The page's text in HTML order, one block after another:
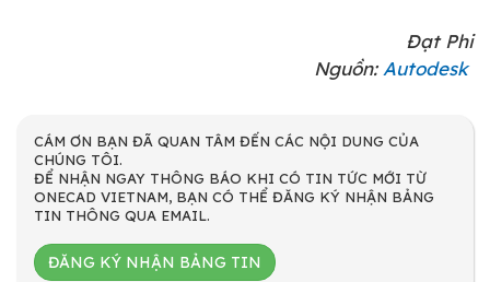
Đạt Phi
Nguồn: Autodesk
CÁM ƠN BẠN ĐÃ QUAN TÂM ĐẾN CÁC NỘI DUNG CỦA
CHÚNG TÔI.
ĐỂ NHẬN NGAY THÔNG BÁO KHI CÓ TIN TỨC MỚI TỪ
ONECAD VIETNAM, BẠN CÓ THỂ ĐĂNG KÝ NHẬN BẢNG
TIN THÔNG QUA EMAIL.
ĐĂNG KÝ NHẬN BẢNG TIN